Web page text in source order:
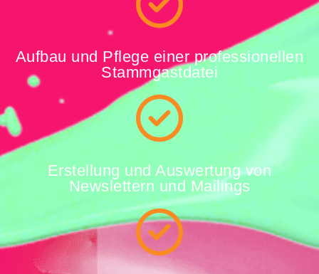
Aufbau und Pflege einer professionellen
Stammgastdatei
Erstellung und Auswertung von
Newslettern und Mailings